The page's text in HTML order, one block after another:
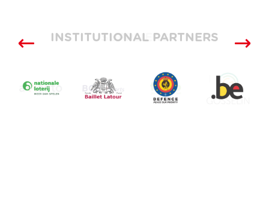
SUPPLIERS
INSTITUTIONAL PARTNERS